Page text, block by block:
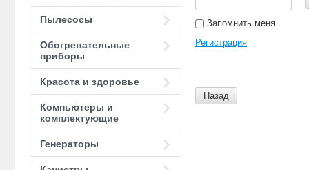
Пылесосы
Обогревательные
приборы
Красота и здоровье
Компьютеры и
комплектующие
Генераторы
Запомнить меня
Регистрация
Назад